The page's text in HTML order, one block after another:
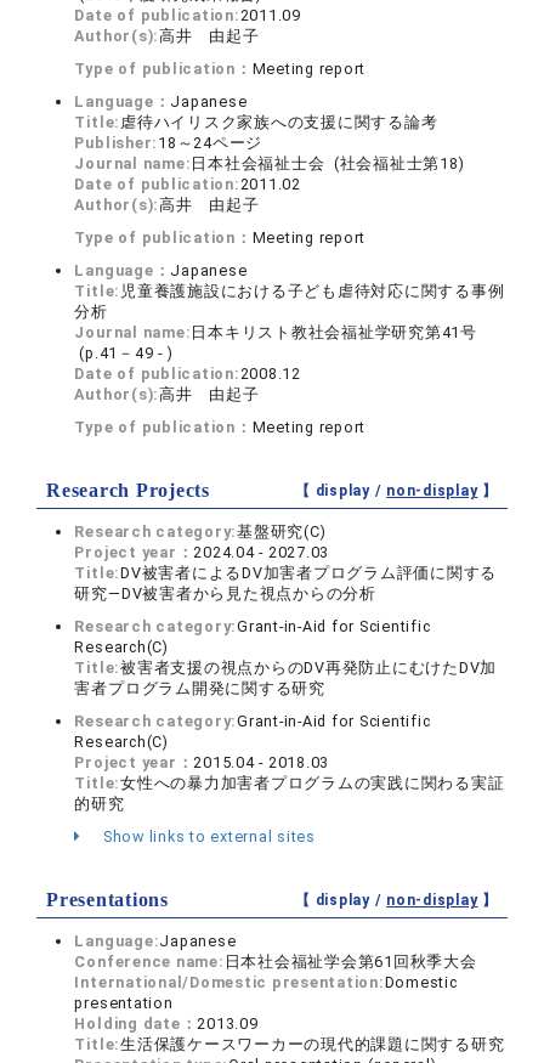
Date of publication:2011.09
Author(s):高井 由起子
Type of publication： Meeting report
Language： Japanese
Title: 虐待ハイリスク家族への支援に関する論考
Publisher: 18～24ページ
Journal name: 日本社会福祉士会 (社会福祉士第18)
Date of publication:2011.02
Author(s):高井 由起子
Type of publication： Meeting report
Language： Japanese
Title: 児童養護施設における子ども虐待対応に関する事例
分析
Journal name: 日本キリスト教社会福祉学研究第41号
(p.41－49 - )
Date of publication:2008.12
Author(s):高井 由起子
Type of publication： Meeting report
Research Projects 【 display / non-display】
Research category:基盤研究(C)
Project year：2024.04 - 2027.03
Title:DV被害者によるDV加害者プログラム評価に関する
研究―DV被害者から見た視点からの分析
Research category:Grant-in-Aid for Scientific
Research(C)
Title:被害者支援の視点からのDV再発防止にむけたDV加
害者プログラム開発に関する研究
Research category:Grant-in-Aid for Scientific
Research(C)
Project year：2015.04 - 2018.03
Title:女性への暴力加害者プログラムの実践に関わる実証
的研究
Show links to external sites
Presentations 【 display / non-display】
Language:Japanese
Conference name: 日本社会福祉学会第61回秋季大会
International/Domestic presentation:Domestic
presentation
Holding date：2013.09
Title:生活保護ケースワーカーの現代的課題に関する研究